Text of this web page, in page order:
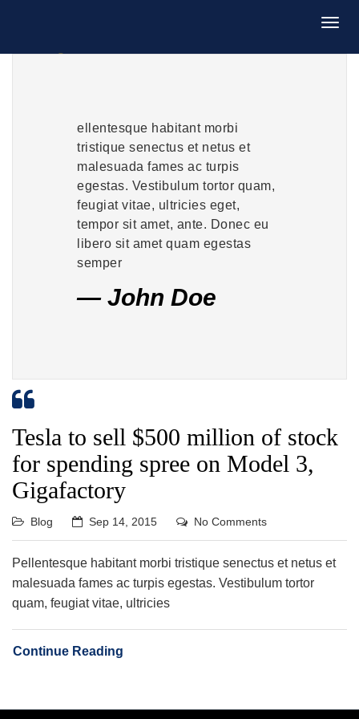
ellentesque habitant morbi
tristique senectus et netus et
malesuada fames ac turpis
egestas. Vestibulum tortor quam,
feugiat vitae, ultricies eget,
tempor sit amet, ante. Donec eu
libero sit amet quam egestas
semper
John Doe
Tesla to sell $500 million of stock
for spending spree on Model 3,
Gigafactory
Blog Sep 14, 2015 No Comments
Pellentesque habitant morbi tristique senectus et netus et
malesuada fames ac turpis egestas. Vestibulum tortor
quam, feugiat vitae, ultricies
Continue Reading